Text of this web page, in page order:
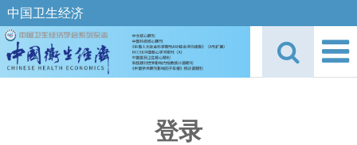
中国卫生经济
登录